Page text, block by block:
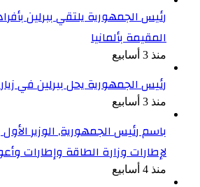
رئيس الجمهورية يلتقي ببرلين بأفراد
المقيمة بألمانيا
منذ 3 أسابيع
رئيس الجمهورية يحل ببرلين في
منذ 3 أسابيع
باسم رئيس الجمهورية, الوزير
لإطارات وزارة الطاقة وإطارات
منذ 4 أسابيع